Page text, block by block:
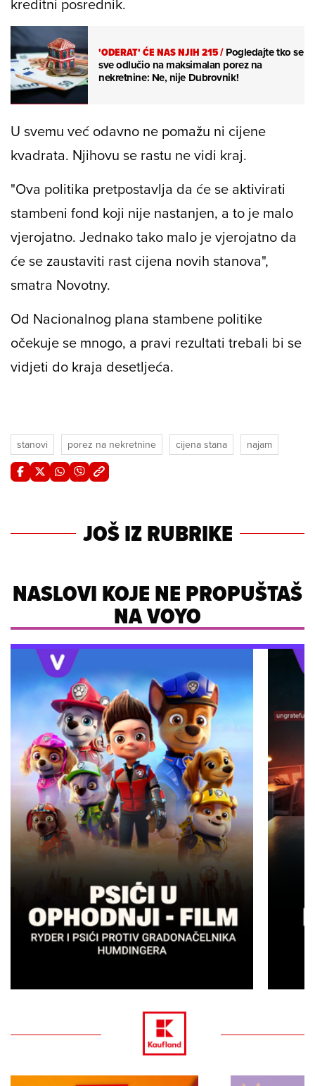
'ODERAT' ĆE NAS NJIH 215/Pogledajte tko se
sve odlučio na maksimalan porez na
nekretnine: Ne, nije Dubrovnik!
U svemu već odavno ne pomažu ni cijene
kvadrata. Njihovu se rastu ne vidi kraj.
"Ova politika pretpostavlja da će se aktivirati
stambeni fond koji nije nastanjen, a to je malo
vjerojatno. Jednako tako malo je vjerojatno da
će se zaustaviti rast cijena novih stanova",
smatra Novotny.
Od Nacionalnog plana stambene politike
očekuje se mnogo, a pravi rezultati trebali bi se
vidjeti do kraja desetljeća.
stanovi porez na nekretnine cijena stana najam
JOŠ IZ RUBRIKE
NASLOVI KOJE NE PROPUŠTAŠ
NA VOYO